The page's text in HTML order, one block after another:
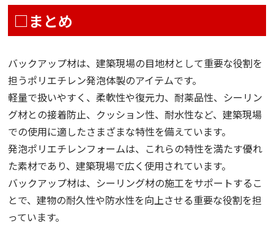
□まとめ
バックアップ材は、建築現場の目地材として重要な役割を
担うポリエチレン発泡体製のアイテムです。
軽量で扱いやすく、柔軟性や復元力、耐薬品性、シーリン
グ材との接着防止、クッション性、耐水性など、建築現場
での使用に適したさまざまな特性を備えています。
発泡ポリエチレンフォームは、これらの特性を満たす優れ
た素材であり、建築現場で広く使用されています。
バックアップ材は、シーリング材の施工をサポートするこ
とで、建物の耐久性や防水性を向上させる重要な役割を担
っています。